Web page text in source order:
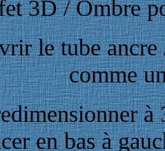
3D / Ombre
le tube
comme
à
en bas à